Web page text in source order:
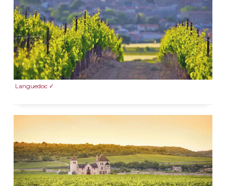
Languedoc ✓